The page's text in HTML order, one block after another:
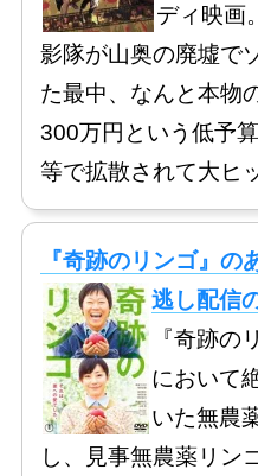
ディ映画
影隊が山奥の廃墟で
た最中、なんと本物
300万円という低予
等で拡散されて大ヒ
『奇跡のリンゴ』
逃し配信
『奇跡の
において
いた無農
し、見事無農薬リン